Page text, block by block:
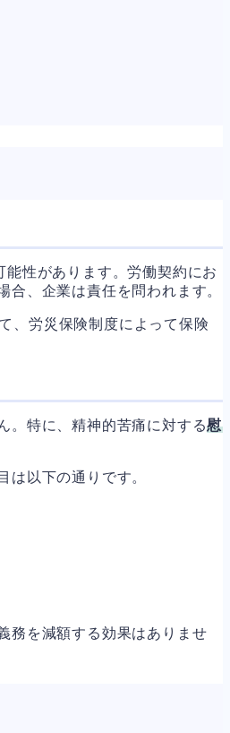
性があります。労働契約にお
、企業は責任を問われます。
、労災保険制度によって保険
。特に、精神的苦痛に対する慰
以下の通りです。
務を減額する効果はありませ